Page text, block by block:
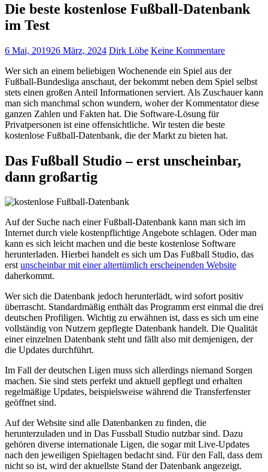
Die beste kostenlose Fußball-Datenbank
im Test
6 Mai, 201926 März, 2024 Dirk Löbe Keine Kommentare
Wer sich an einem beliebigen Wochenende ein Spiel aus der
Fußball-Bundesliga anschaut, der bekommt neben dem Spiel selbst
stets einen großen Anteil Informationen serviert. Als Zuschauer kann
man sich manchmal schon wundern, woher der Kommentator diese
ganzen Zahlen und Fakten hat. Die Software-Lösung für
Privatpersonen ist eine offensichtliche. Wir testen die beste
kostenlose Fußball-Datenbank, die der Markt zu bieten hat.
Das Fußball Studio – erst unscheinbar,
dann großartig
Auf der Suche nach einer Fußball-Datenbank kann man sich im
Internet durch viele kostenpflichtige Angebote schlagen. Oder man
kann es sich leicht machen und die beste kostenlose Software
herunterladen. Hierbei handelt es sich um Das Fußball Studio, das
erstunscheinbar mit einer altertümlich erscheinenden Website
daherkommt.
Wer sich die Datenbank jedoch herunterlädt, wird sofort positiv
überrascht. Standardmäßig enthält das Programm erst einmal die drei
deutschen Profiligen. Wichtig zu erwähnen ist, dass es sich um eine
vollständig von Nutzern gepflegte Datenbank handelt. Die Qualität
einer einzelnen Datenbank steht und fällt also mit demjenigen, der
die Updates durchführt.
Im Fall der deutschen Ligen muss sich allerdings niemand Sorgen
machen. Sie sind stets perfekt und aktuell gepflegt und erhalten
regelmäßige Updates, beispielsweise während die Transferfenster
geöffnet sind.
Auf der Website sind alle Datenbanken zu finden, die
herunterzuladen und in Das Fussball Studio nutzbar sind. Dazu
gehören diverse internationale Ligen, die sogar mit Live-Updates
nach den jeweiligen Spieltagen bedacht sind. Für den Fall, dass dem
nicht so ist, wird der aktuellste Stand der Datenbank angezeigt.